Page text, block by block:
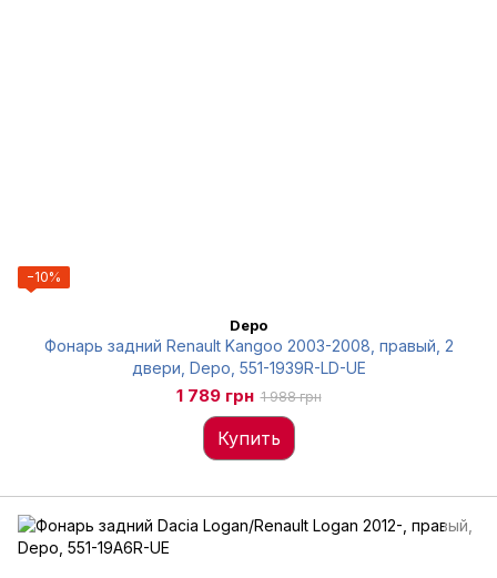
−10%
Depo
Фонарь задний Renault Kangoo 2003-2008, правый, 2
двери, Depo, 551-1939R-LD-UE
1 789 грн 1 988 грн
Купить